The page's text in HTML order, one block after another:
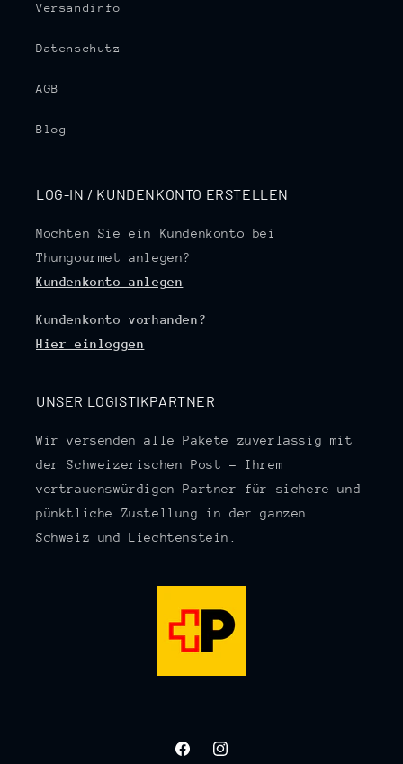
Versandinfo
Datenschutz
AGB
Blog
LOG-IN / KUNDENKONTO ERSTELLEN
Möchten Sie ein Kundenkonto bei
Thungourmet anlegen?
Kundenkonto anlegen
Kundenkonto vorhanden?
Hier einloggen
UNSER LOGISTIKPARTNER
Wir versenden alle Pakete zuverlässig mit
der Schweizerischen Post – Ihrem
vertrauenswürdigen Partner für sichere und
pünktliche Zustellung in der ganzen
Schweiz und Liechtenstein.
FacebookInstagram